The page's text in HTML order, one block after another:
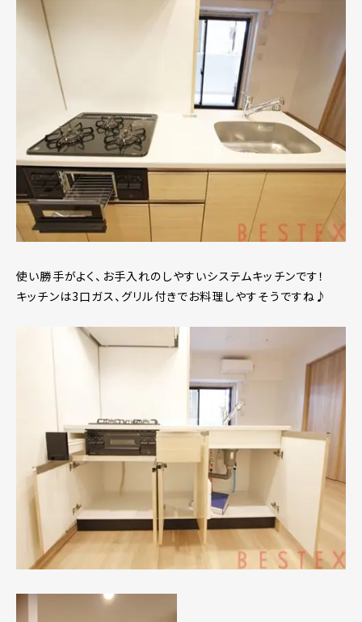
使い勝手がよく、お手入れのしやすいシステムキッチンです！
キッチンは3口ガス、グリル付きでお料理しやすそうですね♪